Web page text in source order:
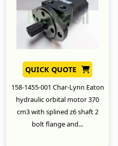
QUICK QUOTE
158-1455-001 Char-Lynn Eaton
hydraulic orbital motor 370
cm3 with splined z6 shaft 2
bolt flange and...